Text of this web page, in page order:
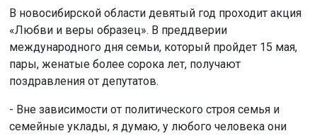
В новосибирской области девятый год проходит акция
«Любви и веры образец». В преддверии
международного дня семьи, который пройдет 15 мая,
пары, женатые более сорока лет, получают
поздравления от депутатов.
- Вне зависимости от политического строя семья и
семейные уклады, я думаю, у любого человека они